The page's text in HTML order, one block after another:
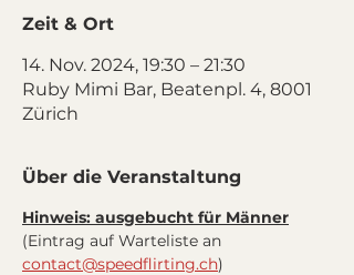
Zeit & Ort
14. Nov. 2024, 19:30 – 21:30
Ruby Mimi Bar, Beatenpl. 4, 8001
Zürich
Über die Veranstaltung
Hinweis: ausgebucht für Männer
(Eintrag auf Warteliste an
contact@speedflirting.ch)